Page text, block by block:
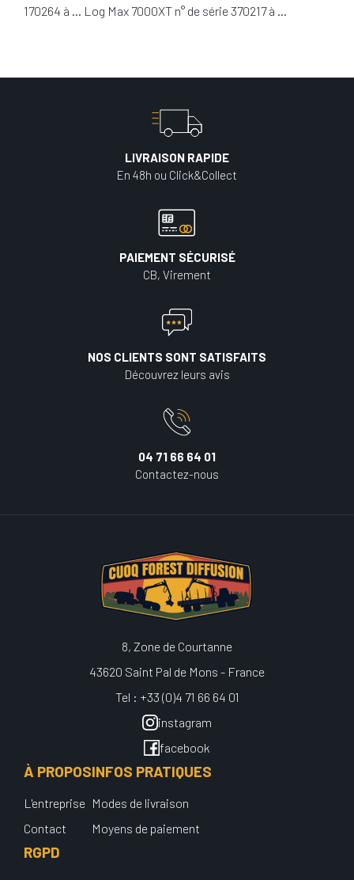
170264 à … Log Max 7000XT n° de série 370217 à …
LIVRAISON RAPIDE
En 48h ou Click&Collect
PAIEMENT SÉCURISÉ
CB, Virement
NOS CLIENTS SONT SATISFAITS
Découvrez leurs avis
04 71 66 64 01
Contactez-nous
8, Zone de Courtanne
43620 Saint Pal de Mons - France
Tel : +33 (0)4 71 66 64 01
instagram
facebook
À PROPOS
L'entreprise
Contact
INFOS PRATIQUES
Modes de livraison
Moyens de paiement
RGPD